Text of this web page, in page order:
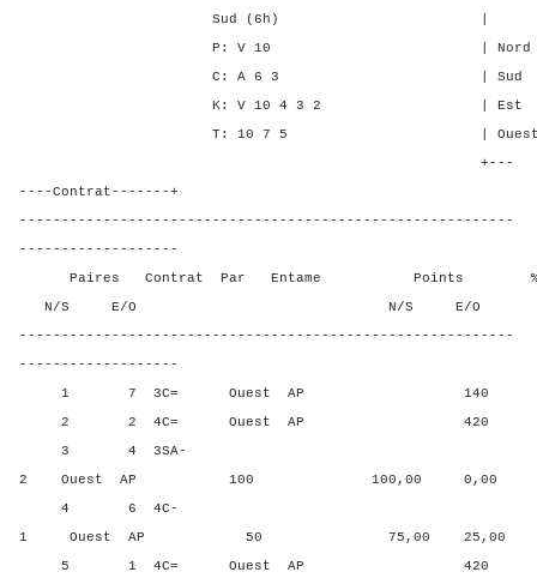
Sud (6h) | SA P C
P: V 10 | Nord - -
C: A 6 3 | Sud - -
K: V 10 4 3 2 | Est 2 1
T: 10 7 5 | Ouest 2 1
+---
----Contrat-------+
-----------------------------------------------------------
-------------------
Paires Contrat Par Entame Points %
N/S E/O N/S E/O N/
-----------------------------------------------------------
-------------------
1 7 3C= Ouest AP 140
2 2 4C= Ouest AP 420
3 4 3SA-
2 Ouest AP 100 100,00 0,00
4 6 4C-
1 Ouest AP 50 75,00 25,00
5 1 4C= Ouest AP 420